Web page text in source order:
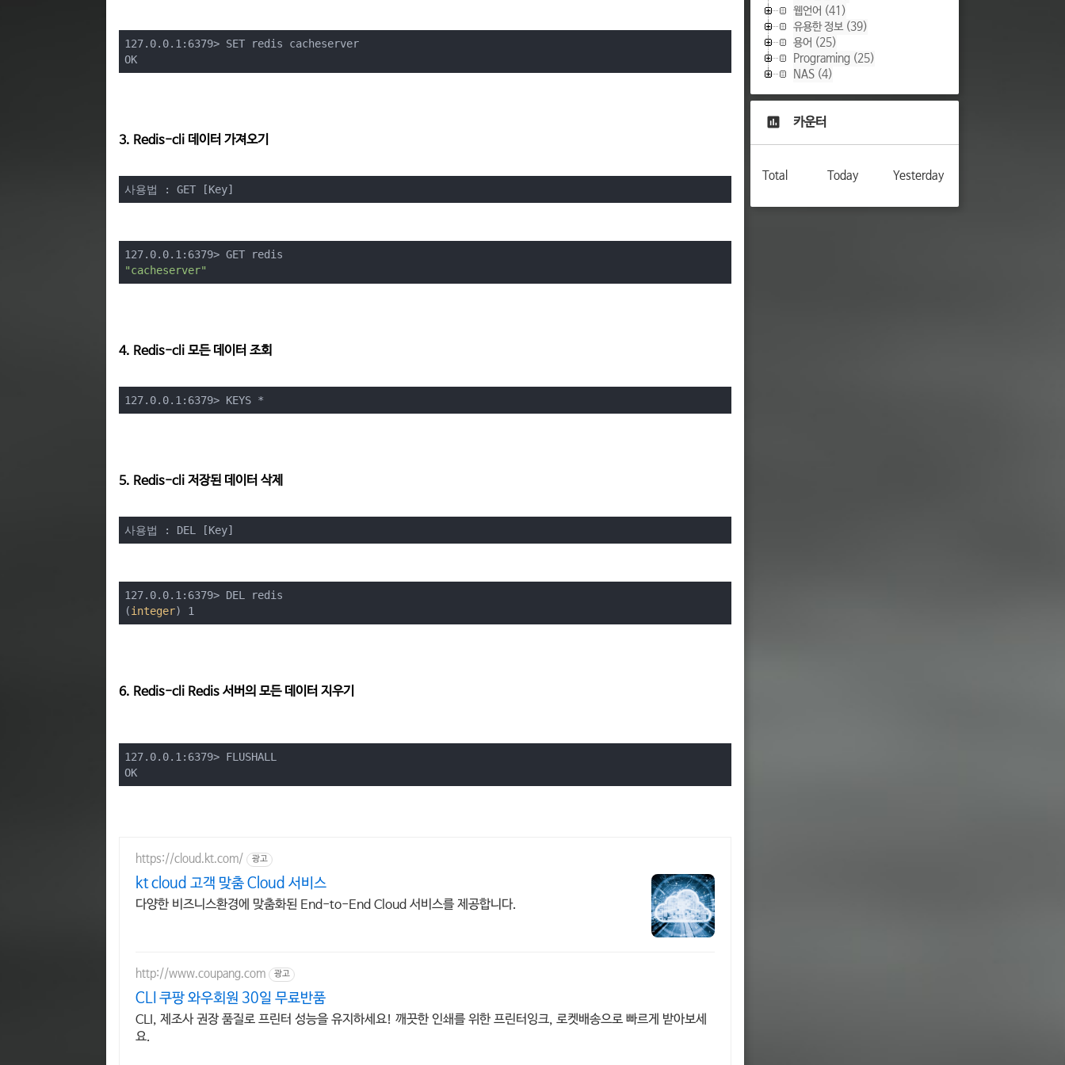
127.0.0.1:6379> SET redis cacheserver
OK
3. Redis-cli 데이터 가져오기
사용법 : GET [Key]
"cacheserver"
4. Redis-cli 모든 데이터 조회
127.0.0.1:6379> KEYS *
5. Redis-cli 저장된 데이터 삭제
사용법 : DEL [Key]
127.0.0.1:6379> DEL redis
(integer) 1
6. Redis-cli Redis 서버의 모든 데이터 지우기
127.0.0.1:6379> FLUSHALL
OK
https://cloud.kt.com/ 광고
kt cloud 고객 맞춤 Cloud 서비스
다양한 비즈니스환경에 맞춤화된 End-to-End Cloud 서비스를 제공합니다.
http://www.coupang.com 광고
CLI 쿠팡 와우회원 30일 무료반품
CLI, 제조사 권장 품질로 프린터 성능을 유지하세요! 깨끗한 인쇄를 위한 프린터잉크, 로켓배송으로 빠르게 받아보세
요.
웹언어 (41)
유용한 정보(39)
용어 (25)
Programing (25)
NAS (4)
카운터
Total Today Yesterday